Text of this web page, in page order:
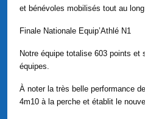
et bénévoles mobilisés tout au
Finale Nationale Equip’Athlé N1
Notre équipe totalise 603 points
équipes.
À noter la très belle performance
4m10 à la perche et établit le